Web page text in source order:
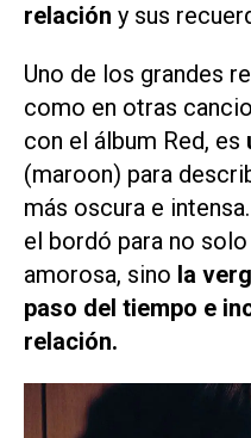
relación y sus
Uno de los grandes
como en otras
con el álbum Red, es
(maroon) para
más oscura e
el bordó para no
amorosa, sino la
paso del tiempo e
relación.